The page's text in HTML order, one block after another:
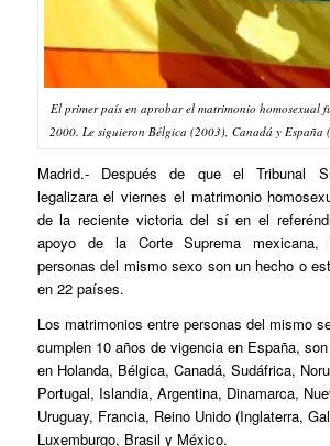
El primer país en aprobar el matrimonio homosexual
2000. Le siguieron Bélgica (2003), Canadá y España
Madrid.- Después de que el Tribunal
legalizara el viernes el matrimonio
de la reciente victoria del sí en el
apoyo de la Corte Suprema mexicana,
personas del mismo sexo son un hecho o
en 22 países.
Los matrimonios entre personas del mismo
cumplen 10 años de vigencia en España,
en Holanda, Bélgica, Canadá, Sudáfrica,
Portugal, Islandia, Argentina, Dinamarca,
Uruguay, Francia, Reino Unido (Inglaterra,
Luxemburgo, Brasil y México.